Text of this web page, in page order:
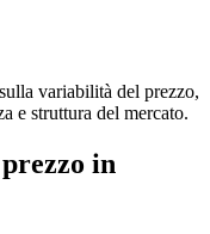
variabilità del prezzo,
e struttura del mercato.
in